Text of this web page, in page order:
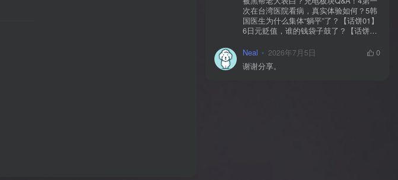
次在台湾医院看病，真实体验如何？5韩
国医生为什么集体“躺平”了？【话饼01】
6日元贬值，谁的钱袋子鼓了？【话饼
【下】9神 佑 之 地10不 愈 之 殇11你 好
美 国12独 自 等 待13中国人拍的阿根
廷，阿根廷人怎么看？【独自等待
Neal 2026年7月5日
0
谢谢分享。